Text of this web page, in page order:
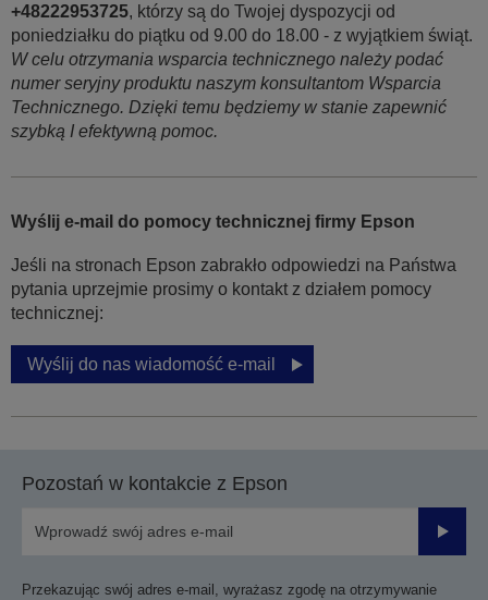
+48222953725, którzy są do Twojej dyspozycji od
poniedziałku do piątku od 9.00 do 18.00 - z wyjątkiem świąt.
W celu otrzymania wsparcia technicznego należy podać
numer seryjny produktu naszym konsultantom Wsparcia
Technicznego. Dzięki temu będziemy w stanie zapewnić
szybką I efektywną pomoc.
Wyślij e-mail do pomocy technicznej firmy Epson
Jeśli na stronach Epson zabrakło odpowiedzi na Państwa
pytania uprzejmie prosimy o kontakt z działem pomocy
technicznej:
Wyślij do nas wiadomość e-mail
Pozostań w kontakcie z Epson
Przekazując swój adres e-mail, wyrażasz zgodę na otrzymywanie